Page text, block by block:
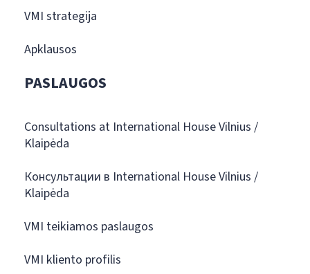
VMI strategija
Apklausos
PASLAUGOS
Consultations at International House Vilnius /
Klaipėda
Консультации в International House Vilnius /
Klaipėda
VMI teikiamos paslaugos
VMI kliento profilis